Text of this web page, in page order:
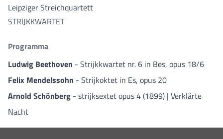
Leipziger Streichquartett
STRIJKKWARTET
Programma
Ludwig Beethoven - Strijkkwartet nr. 6 in Bes, opus 18/6
Felix Mendelssohn - Strijkoktet in Es, opus 20
Arnold Schönberg - strijksextet opus 4 (1899) | Verklärte
Nacht